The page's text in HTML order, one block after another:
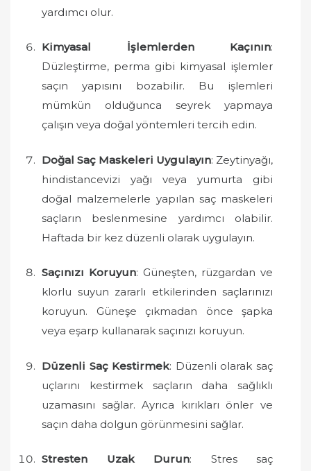
yardımcı olur.
Kimyasal İşlemlerden Kaçının:
Düzleştirme, perma gibi kimyasal işlemler
saçın yapısını bozabilir. Bu işlemleri
mümkün olduğunca seyrek yapmaya
çalışın veya doğal yöntemleri tercih edin.
Doğal Saç Maskeleri Uygulayın: Zeytinyağı,
hindistancevizi yağı veya yumurta gibi
doğal malzemelerle yapılan saç maskeleri
saçların beslenmesine yardımcı olabilir.
Haftada bir kez düzenli olarak uygulayın.
Saçınızı Koruyun: Güneşten, rüzgardan ve
klorlu suyun zararlı etkilerinden saçlarınızı
koruyun. Güneşe çıkmadan önce şapka
veya eşarp kullanarak saçınızı koruyun.
Düzenli Saç Kestirmek: Düzenli olarak saç
uçlarını kestirmek saçların daha sağlıklı
uzamasını sağlar. Ayrıca kırıkları önler ve
saçın daha dolgun görünmesini sağlar.
Stresten Uzak Durun: Stres saç